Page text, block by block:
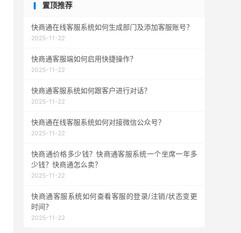
置顶推荐
快商通在线客服系统如何生成部门及添加客服账号？
2025-11-22
快商通客服端如何启用快捷操作？
2025-11-22
快商通客服系统如何跟客户进行对话？
2025-11-22
快商通在线客服系统如何对接微信公众号？
2025-11-22
快商通价格多少钱？快商通客服系统一个坐席一年多
少钱？快商通怎么卖？
2025-11-22
快商通客服系统如何查看客服的登录/注销/状态变更
时间？
2025-11-22